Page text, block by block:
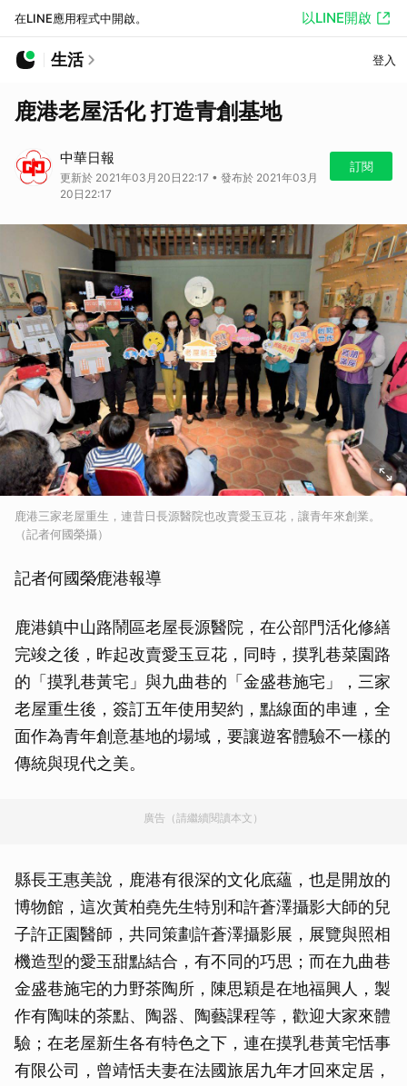
在LINE應用程式中開啟。 以LINE開啟
生活 登入
鹿港老屋活化 打造青創基地
中華日報
更新於 2021年03月20日22:17 • 發布於 2021年03月
20日22:17
訂閱
鹿港三家老屋重生，連昔日長源醫院也改賣愛玉豆花，讓青年來創業。
（記者何國榮攝）
記者何國榮∕鹿港報導
鹿港鎮中山路鬧區老屋長源醫院，在公部門活化修繕
完竣之後，昨起改賣愛玉豆花，同時，摸乳巷菜園路
的「摸乳巷黃宅」與九曲巷的「金盛巷施宅」，三家
老屋重生後，簽訂五年使用契約，點線面的串連，全
面作為青年創意基地的場域，要讓遊客體驗不一樣的
傳統與現代之美。
廣告（請繼續閱讀本文）
縣長王惠美說，鹿港有很深的文化底蘊，也是開放的
博物館，這次黃柏堯先生特別和許蒼澤攝影大師的兒
子許正園醫師，共同策劃許蒼澤攝影展，展覽與照相
機造型的愛玉甜點結合，有不同的巧思；而在九曲巷
金盛巷施宅的力野茶陶所，陳思穎是在地福興人，製
作有陶味的茶點、陶器、陶藝課程等，歡迎大家來體
驗；在老屋新生各有特色之下，連在摸乳巷黃宅恬事
有限公司，曾靖恬夫妻在法國旅居九年才回來定居，